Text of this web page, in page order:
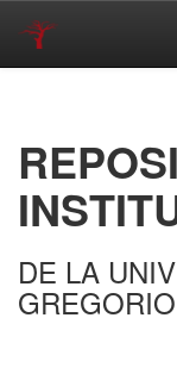
DE LA